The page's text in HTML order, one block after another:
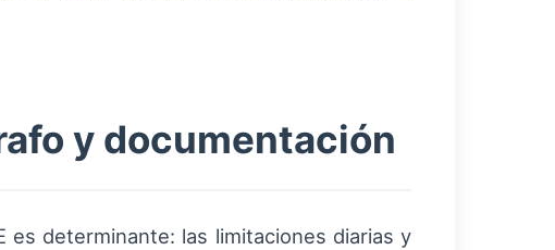
y documentación
determinante: las limitaciones diarias y